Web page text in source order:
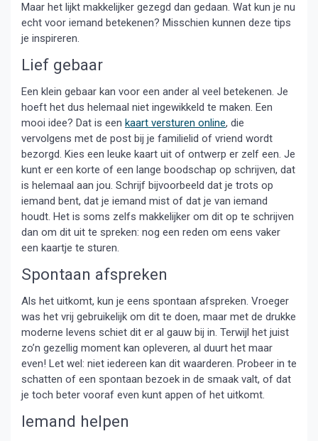
Maar het lijkt makkelijker gezegd dan gedaan. Wat kun je nu
echt voor iemand betekenen? Misschien kunnen deze tips
je inspireren.
Lief gebaar
Een klein gebaar kan voor een ander al veel betekenen. Je
hoeft het dus helemaal niet ingewikkeld te maken. Een
mooi idee? Dat is een kaart versturen online, die
vervolgens met de post bij je familielid of vriend wordt
bezorgd. Kies een leuke kaart uit of ontwerp er zelf een. Je
kunt er een korte of een lange boodschap op schrijven, dat
is helemaal aan jou. Schrijf bijvoorbeeld dat je trots op
iemand bent, dat je iemand mist of dat je van iemand
houdt. Het is soms zelfs makkelijker om dit op te schrijven
dan om dit uit te spreken: nog een reden om eens vaker
een kaartje te sturen.
Spontaan afspreken
Als het uitkomt, kun je eens spontaan afspreken. Vroeger
was het vrij gebruikelijk om dit te doen, maar met de drukke
moderne levens schiet dit er al gauw bij in. Terwijl het juist
zo’n gezellig moment kan opleveren, al duurt het maar
even! Let wel: niet iedereen kan dit waarderen. Probeer in te
schatten of een spontaan bezoek in de smaak valt, of dat
je toch beter vooraf even kunt appen of het uitkomt.
Iemand helpen